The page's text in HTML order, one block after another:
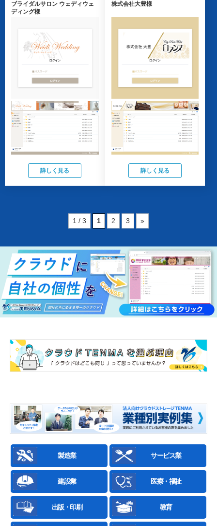
ブライダルサロン ウェディウェ
ディング様
詳しく見る
株式会社大豊様
詳しく見る
1 / 3 1 2 3 »
製造業 サービス業
建設業 医療・福祉
出版・印刷 教育